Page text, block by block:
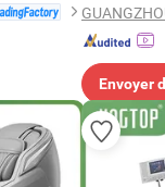
Envoyer